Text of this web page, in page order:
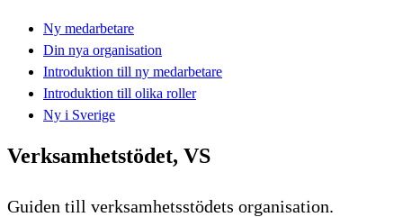
Ny medarbetare
Din nya organisation
Introduktion till ny medarbetare
Introduktion till olika roller
Ny i Sverige
Verksamhetstödet, VS
Guiden till verksamhetsstödets organisation.